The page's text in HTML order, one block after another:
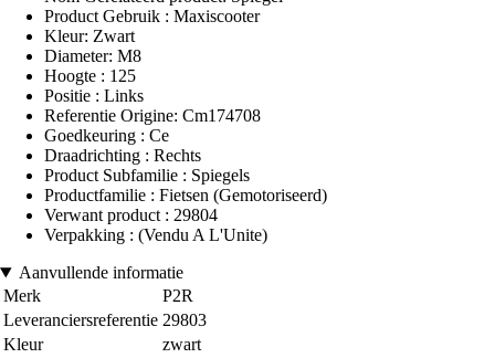
Product Gebruik : Maxiscooter
Kleur: Zwart
Diameter: M8
Hoogte : 125
Positie : Links
Referentie Origine: Cm174708
Goedkeuring : Ce
Draadrichting : Rechts
Product Subfamilie : Spiegels
Productfamilie : Fietsen (Gemotoriseerd)
Verwant product : 29804
Verpakking : (Vendu A L'Unite)
Aanvullende informatie
Merk
P2R
Leveranciersreferentie 29803
Kleur
zwart